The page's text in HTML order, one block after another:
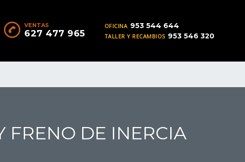
OFICINA 953 544 644
TALLER Y RECAMBIOS 953 546 320
VENTAS
627 477 965
FRENO DE INERCIA